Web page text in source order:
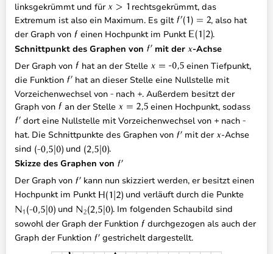
linksgekrümmt und für
rechtsgekrümmt, das
Extremum ist also ein Maximum. Es gilt
, also hat
der Graph von
einen Hochpunkt im Punkt
.
Schnittpunkt des Graphen von
mit der
-Achse
Der Graph von
hat an der Stelle
einen Tiefpunkt,
die Funktion
hat an dieser Stelle eine Nullstelle mit
Vorzeichenwechsel von
nach
. Außerdem besitzt der
Graph von
an der Stelle
einen Hochpunkt, sodass
dort eine Nullstelle mit Vorzeichenwechsel von
nach
hat. Die Schnittpunkte des Graphen von
mit der
-Achse
sind
und
.
Skizze des Graphen von
Der Graph von
kann nun skizziert werden, er besitzt einen
Hochpunkt im Punkt
und verläuft durch die Punkte
und
. Im folgenden Schaubild sind
sowohl der Graph der Funktion
durchgezogen als auch der
Graph der Funktion
gestrichelt dargestellt.